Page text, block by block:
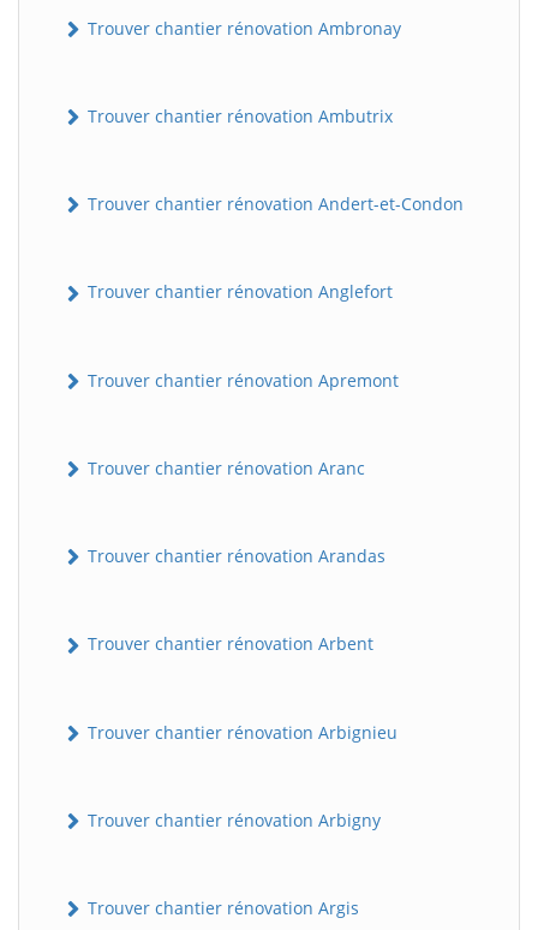
Trouver chantier rénovation Ambronay
Trouver chantier rénovation Ambutrix
Trouver chantier rénovation Andert-et-Condon
Trouver chantier rénovation Anglefort
Trouver chantier rénovation Apremont
Trouver chantier rénovation Aranc
Trouver chantier rénovation Arandas
Trouver chantier rénovation Arbent
Trouver chantier rénovation Arbignieu
Trouver chantier rénovation Arbigny
Trouver chantier rénovation Argis